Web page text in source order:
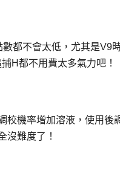
都不會太低，尤其是V9
H都不用費太多氣力吧！
校機率增加溶液，使用後
沒難度了！